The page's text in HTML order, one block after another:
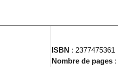
ISBN : 2377475361
Nombre de pages